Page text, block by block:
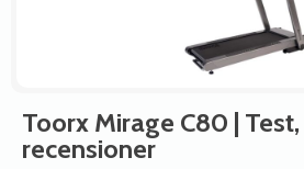
Toorx Mirage C80 |
recensioner